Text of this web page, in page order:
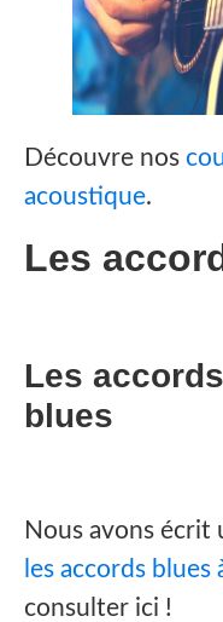
Découvre nos
acoustique.
Les
Les
blues
Nous avons écrit
les accords blues
consulter ici !